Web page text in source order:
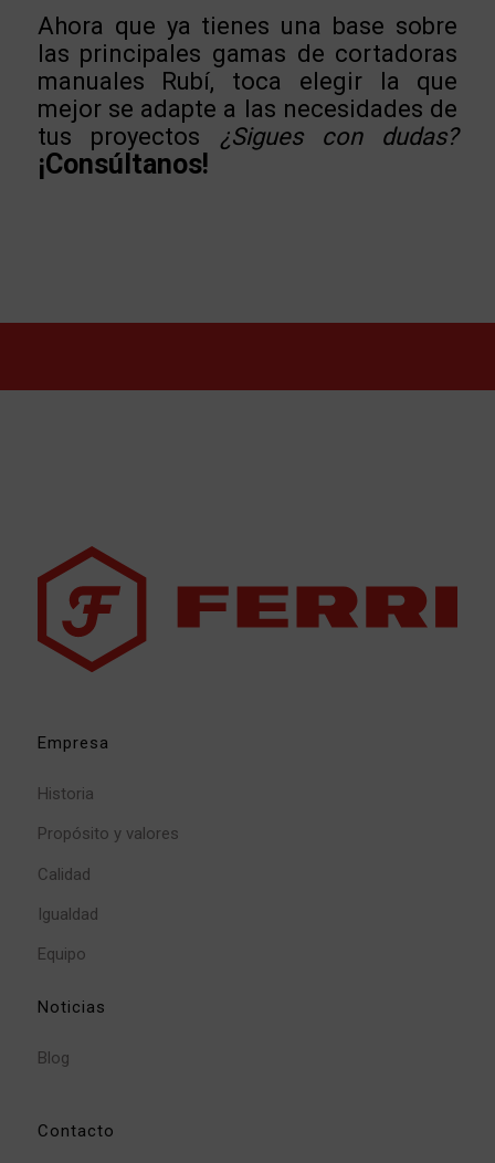
Ahora que ya tienes una base sobre
las principales gamas de cortadoras
manuales Rubí, toca elegir la que
mejor se adapte a las necesidades de
tus proyectos ¿Sigues con dudas?
¡Consúltanos!
Empresa
Historia
Propósito y valores
Calidad
Igualdad
Equipo
Noticias
Blog
Contacto